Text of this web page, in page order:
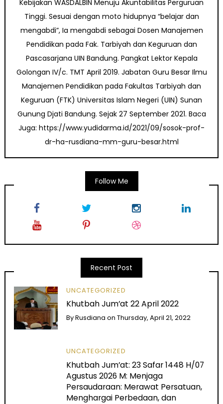
Kebijakan WASDALBIN Menuju Akuntabilitas Perguruan
Tinggi. Sesuai dengan moto hidupnya “belajar dan
mengabdi”, Ia mengabdi sebagai Dosen Manajemen
Pendidikan pada Fak. Tarbiyah dan Keguruan dan
Pascasarjana UIN Bandung. Pangkat Lektor Kepala
Golongan IV/c. TMT April 2019. Jabatan Guru Besar Ilmu
Manajemen Pendidikan pada Fakultas Tarbiyah dan
Keguruan (FTK) Universitas Islam Negeri (UIN) Sunan
Gunung Djati Bandung. Sejak 27 September 2021. Baca
Juga: https://www.yudidarma.id/2021/09/sosok-prof-
dr-ha-rusdiana-mm-guru-besar.html
Follow Me
Recent Post
UNCATEGORIZED
Khutbah Jum’at 22 April 2022
ByRusdiana onThursday, April 21, 2022
UNCATEGORIZED
Khutbah Jum’at: 23 Safar 1448 H/07
Agustus 2026 M: Menjaga
Persaudaraan: Merawat Persatuan,
Menghargai Perbedaan, dan